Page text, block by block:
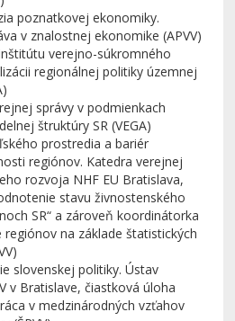
poznatkovej ekonomiky.
v znalostnej ekonomike (APVV)
verejno-súkromného
regionálnej politiky územnej
správy v podmienkach
štruktúry SR (VEGA)
prostredia a bariér
regiónov. Katedra verejnej
rozvoja NHF EU Bratislava,
stavu živnostenského
SR“ a zároveň koordinátorka
regiónov na základe štatistických
slovenskej politiky. Ústav
v Bratislave, čiastková úloha
v medzinárodných vzťahov